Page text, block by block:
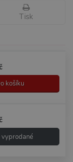
Tisk
košíku
vyprodané